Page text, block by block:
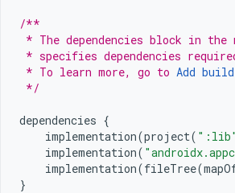
/**
* The dependencies block in
* specifies dependencies
* To learn more, go to Add
*/
dependencies {
implementation(project( ":lib"
implementation(
implementation(fileTree(
}